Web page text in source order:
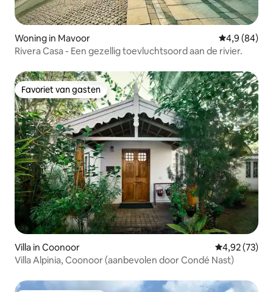
Woning in Mavoor Gemiddelde
4,9 (84)
Rivera Casa - Een gezellig toevluchtsoord aan de rivier.
Favoriet van gasten
Favoriet van gasten
Villa in Coonoor Gemiddelde
4,92 (73)
Villa Alpinia, Coonoor (aanbevolen door Condé Nast)